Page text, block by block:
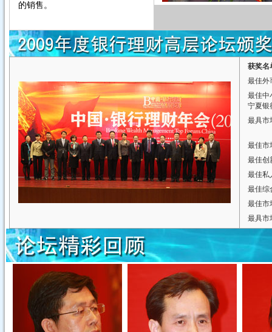
的销售。
获奖名
最佳外
最佳中
宁夏银
最具市
最佳市
最佳创
最佳私
最佳综
最佳市
最具市